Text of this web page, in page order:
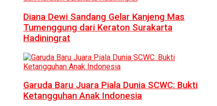
Diana Dewi Sandang Gelar Kanjeng Mas
Tumenggung dari Keraton Surakarta
Hadiningrat
Garuda Baru Juara Piala Dunia SCWC: Bukti
Ketangguhan Anak Indonesia